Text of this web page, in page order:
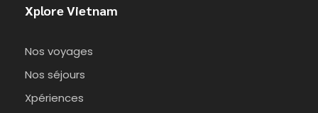
Xplore Vietnam
Nos voyages
Nos séjours
Xpériences